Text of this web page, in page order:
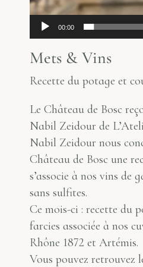
00:00
Mets & Vins
Recette du potage et
Le Château de Bosc
Nabil Zeidour de
Nabil Zeidour nous
Château de Bosc une
s’associe à nos vins de
sans sulfites.
Ce mois-ci : recette du
farcies associée à nos
Rhône 1872 et Artémis.
Vous pouvez retrouvez